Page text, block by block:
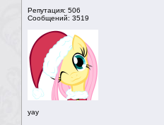
Репутация: 506
Сообщений: 3519
yay